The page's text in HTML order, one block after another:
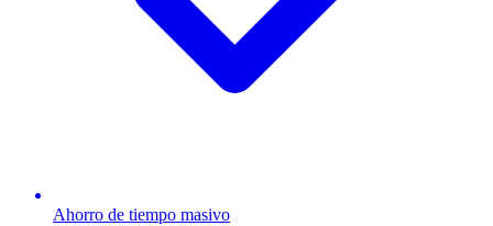
Ahorro de tiempo masivo